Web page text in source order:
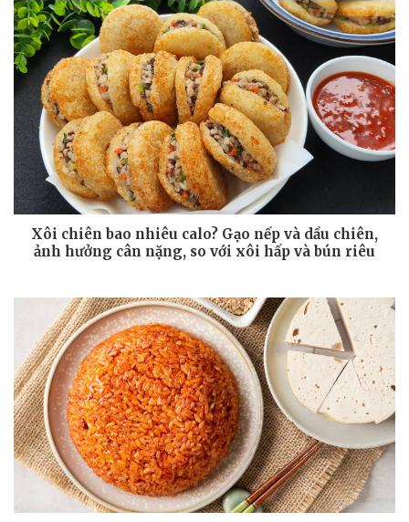
Xôi chiên bao nhiêu calo? Gạo nếp và dầu chiên,
ảnh hưởng cân nặng, so với xôi hấp và bún riêu